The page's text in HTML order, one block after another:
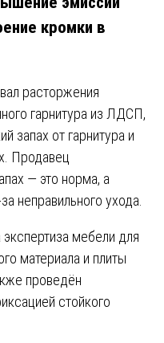
кромки в
расторжения
гарнитура из ЛДСП,
запах от гарнитура и
Продавец
— это норма, а
неправильного ухода.
мебели для
материала и плиты
проведён
стойкого